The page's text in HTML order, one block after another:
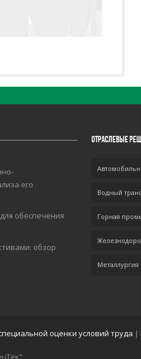
его
обеспечения
обзор
ОТРАСЛЕВЫЕ
Водный
Горная
Металлургия
оценки условий труда |